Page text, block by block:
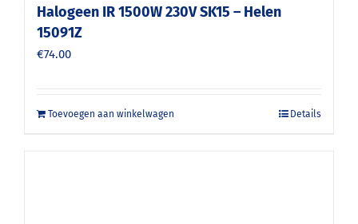
Halogeen IR 1500W 230V SK15 – Helen
15091Z
€74.00
Toevoegen aan winkelwagen Details